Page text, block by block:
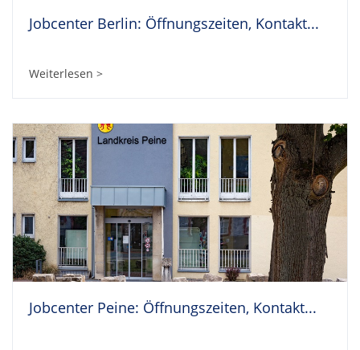
Jobcenter Berlin: Öffnungszeiten, Kontakt...
Weiterlesen >
Jobcenter Peine: Öffnungszeiten, Kontakt...